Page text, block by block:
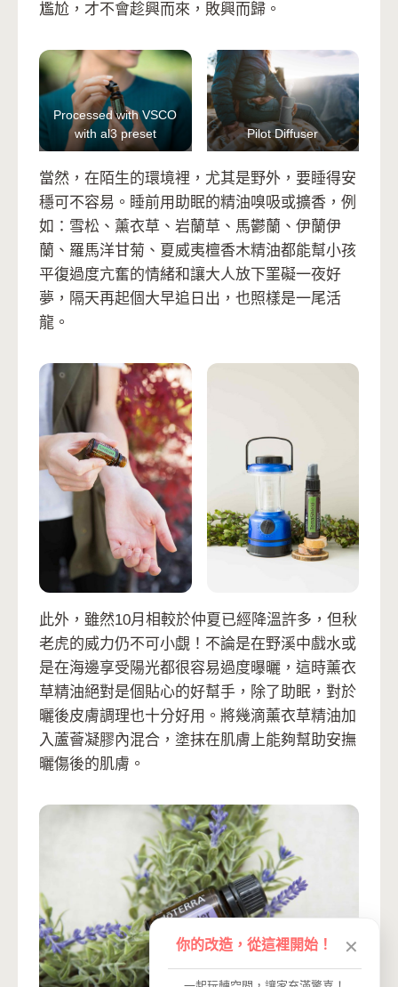
尷尬，才不會趁興而來，敗興而歸。
Processed with VSCO
with al3 preset
Pilot Diffuser
當然，在陌生的環境裡，尤其是野外，要睡得安
穩可不容易。睡前用助眠的精油嗅吸或擴香，例
如：雪松、薰衣草、岩蘭草、馬鬱蘭、伊蘭伊
蘭、羅馬洋甘菊、夏威夷檀香木精油都能幫小孩
平復過度亢奮的情緒和讓大人放下罣礙一夜好
夢，隔天再起個大早追日出，也照樣是一尾活
龍。
此外，雖然10月相較於仲夏已經降溫許多，但秋
老虎的威力仍不可小覷！不論是在野溪中戲水或
是在海邊享受陽光都很容易過度曝曬，這時薰衣
草精油絕對是個貼心的好幫手，除了助眠，對於
曬後皮膚調理也十分好用。將幾滴薰衣草精油加
入蘆薈凝膠內混合，塗抹在肌膚上能夠幫助安撫
曬傷後的肌膚。
你的改造，從這裡開始！ ✕